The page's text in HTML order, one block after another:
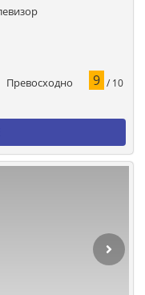
Превосходно 9 / 10